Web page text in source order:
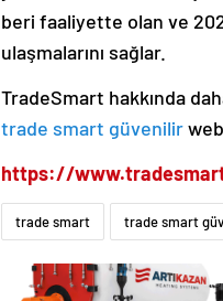
beri faaliyette olan ve
ulaşmalarını sağlar.
TradeSmart hakkında
trade smart güvenilir
https://
trade smart trade smart